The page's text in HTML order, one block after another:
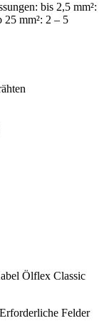
bis 2,5 mm²:
25 mm²: 2 – 5
Ölflex Classic
Erforderliche Felder